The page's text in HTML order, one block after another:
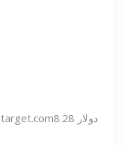
target.com
8.28 دولار